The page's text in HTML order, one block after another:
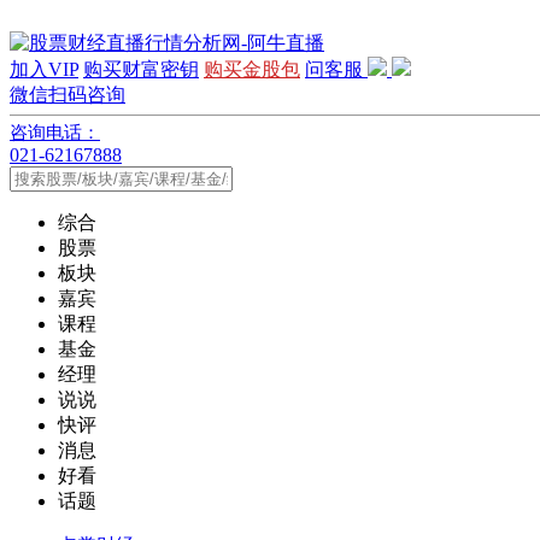
加入VIP 购买财富密钥 购买金股包 问客服
微信扫码咨询
咨询电话：
021-62167888
综合
股票
板块
嘉宾
课程
基金
经理
说说
快评
消息
好看
话题